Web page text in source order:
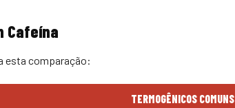
Cafeína
esta comparação:
TERMOGÊNICOS COMUNS